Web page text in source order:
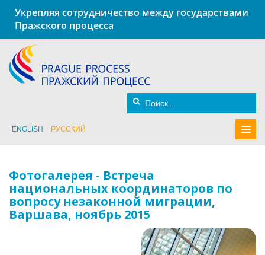
Укрепляя сотрудничество между государствами
Пражского процесса
ENGLISH РУССКИЙ
Фотогалерея - Встреча
национальных координаторов по
вопросу незаконной миграции,
Варшава, ноябрь 2015